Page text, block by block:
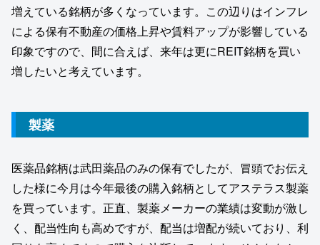
増えている銘柄が多くなっています。この辺りはインフレ
による保有不動産の価格上昇や賃料アップが影響している
印象ですので、間に合えば、来年は更にREIT銘柄を買い
増したいと考えています。
製薬
医薬品銘柄は武田薬品のみの保有でしたが、冒頭でお伝え
した様に今月は今年最後の購入銘柄としてアステラス製薬
を買っています。正直、製薬メーカーの業績は変動が激し
く、配当性向も高めですが、配当は増配が続いており、利